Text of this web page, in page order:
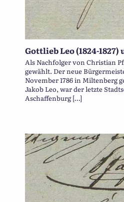
Gottlieb Leo (1824-1827)
Als Nachfolger von Christian
gewählt. Der neue
November 1786 in Miltenberg
Jakob Leo, war der letzte
Aschaffenburg […]